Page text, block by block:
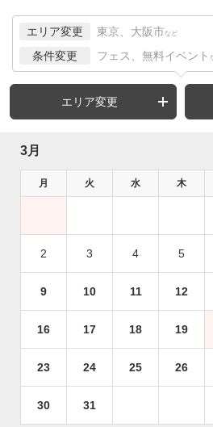
エリア変更 東京、大阪市 など
条件変更 フェス、無料イベント
エリア変更
3月
月 火 水 木
2 3 4 5
9 10 11 12
16 17 18 19
23 24 25 26
30 31